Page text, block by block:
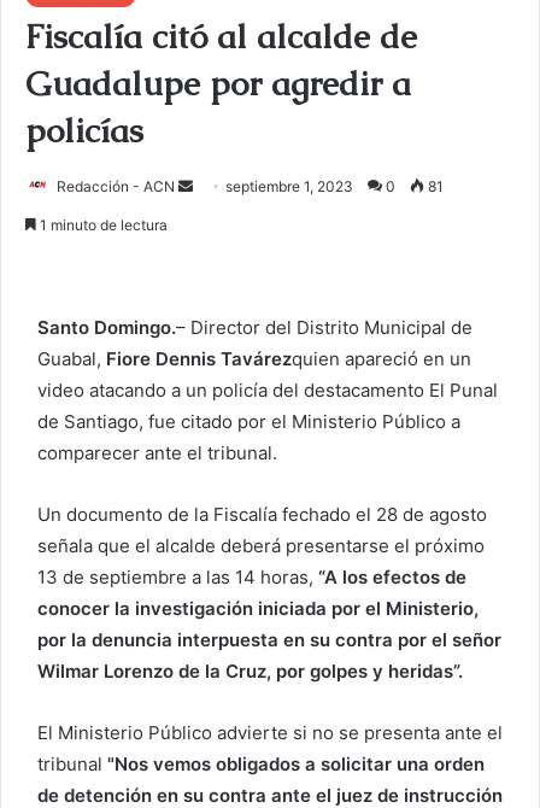
Fiscalía citó al alcalde de
Guadalupe por agredir a
policías
Redacción - ACN
r
u
n
c
o
r
l
e
c
r
ó
n
septiembre 1, 2023 0 81
1 minuto de lectura
Santo Domingo.– Director del Distrito Municipal de
Guabal, Fiore Dennis Tavárezquien apareció en un
video atacando a un policía del destacamento El Punal
de Santiago, fue citado por el Ministerio Público a
comparecer ante el tribunal.
Un documento de la Fiscalía fechado el 28 de agosto
señala que el alcalde deberá presentarse el próximo
13 de septiembre a las 14 horas, “A los efectos de
conocer la investigación iniciada por el Ministerio,
por la denuncia interpuesta en su contra por el señor
Wilmar Lorenzo de la Cruz, por golpes y heridas”.
El Ministerio Público advierte si no se presenta ante el
tribunal "Nos vemos obligados a solicitar una orden
de detención en su contra ante el juez de instrucción